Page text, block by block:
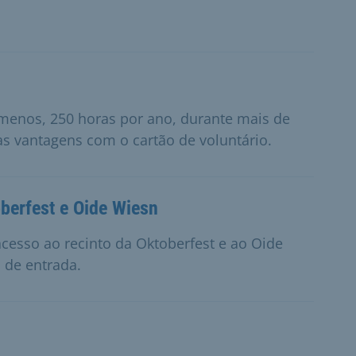
250 horas por ano, durante mais de
vantagens com o cartão de voluntário.
e Oide Wiesn
ao recinto da Oktoberfest e ao Oide
entrada.